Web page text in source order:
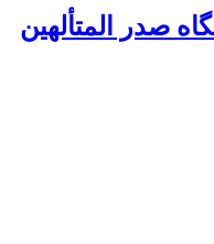
صدر المتألهین